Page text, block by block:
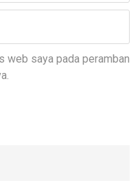
web saya pada peramban